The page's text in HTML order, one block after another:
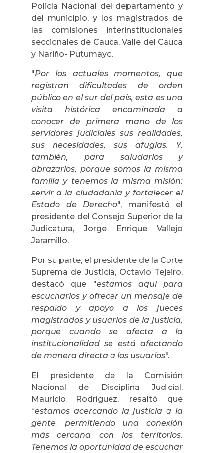
Policía Nacional del departamento y
del municipio, y los magistrados de
las comisiones interinstitucionales
seccionales de Cauca, Valle del Cauca
y Nariño- Putumayo.
"Por los actuales momentos, que
registran dificultades de orden
público en el sur del país, esta es una
visita histórica encaminada a
conocer de primera mano de los
servidores judiciales sus realidades,
sus necesidades, sus afugias. Y,
también, para saludarlos y
abrazarlos, porque somos la misma
familia y tenemos la misma misión:
servir a la ciudadanía y fortalecer el
Estado de Derecho", manifestó el
presidente del Consejo Superior de la
Judicatura, Jorge Enrique Vallejo
Jaramillo.
Por su parte, el presidente de la Corte
Suprema de Justicia, Octavio Tejeiro,
destacó que "estamos aquí para
escucharlos y ofrecer un mensaje de
respaldo y apoyo a los jueces
magistrados y usuarios de la justicia,
porque cuando se afecta a la
institucionalidad se está afectando
de manera directa a los usuarios".
El presidente de la Comisión
Nacional de Disciplina Judicial,
Mauricio Rodríguez, resaltó que
“estamos acercando la justicia a la
gente, permitiendo una conexión
más cercana con los territorios.
Tenemos la oportunidad de escuchar